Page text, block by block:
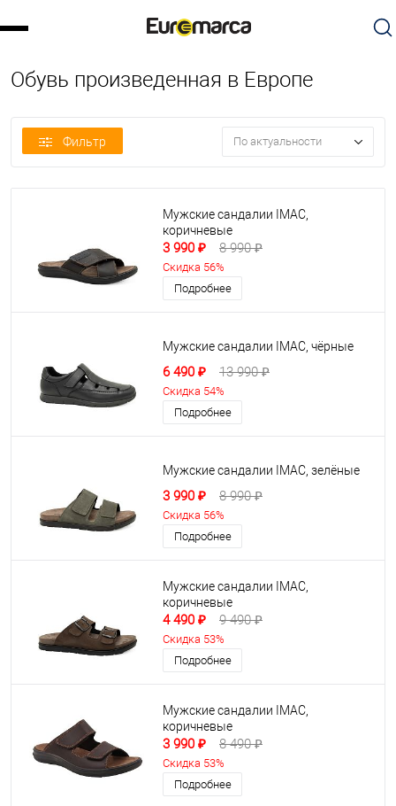
Обувь произведенная в Европе
Фильтр По актуальности
Мужские сандалии IMAC,
коричневые
3 990 ₽ 8 990 ₽
Скидка 56%
Подробнее
Мужские сандалии IMAC, чёрные
6 490 ₽ 13 990 ₽
Скидка 54%
Подробнее
Мужские сандалии IMAC, зелёные
3 990 ₽ 8 990 ₽
Скидка 56%
Подробнее
Мужские сандалии IMAC,
коричневые
4 490 ₽ 9 490 ₽
Скидка 53%
Подробнее
Мужские сандалии IMAC,
коричневые
3 990 ₽ 8 490 ₽
Скидка 53%
Подробнее